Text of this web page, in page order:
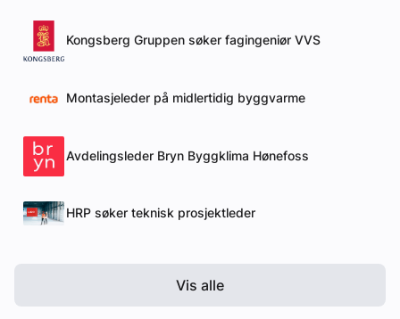
Kongsberg Gruppen søker fagingeniør VVS
Montasjeleder på midlertidig byggvarme
Avdelingsleder Bryn Byggklima Hønefoss
HRP søker teknisk prosjektleder
Vis alle